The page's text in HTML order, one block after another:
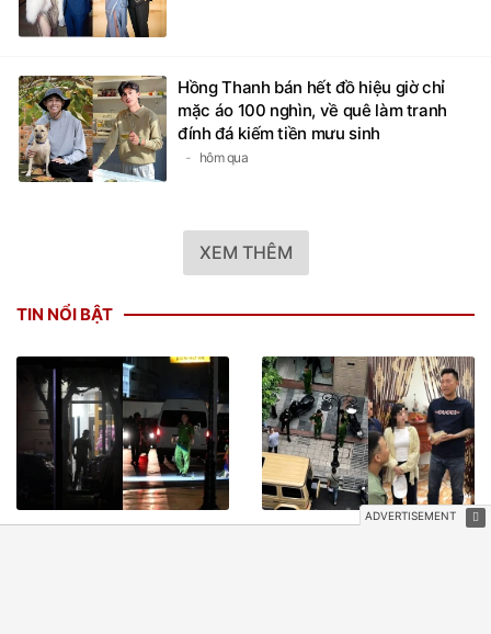
Hồng Thanh bán hết đồ hiệu giờ chỉ
mặc áo 100 nghìn, về quê làm tranh
đính đá kiếm tiền mưu sinh
hôm qua
XEM THÊM
TIN NỔI BẬT
Cảnh sát chặn 2 đầu đường
Huấn "Hoa Hồng" phát tiền